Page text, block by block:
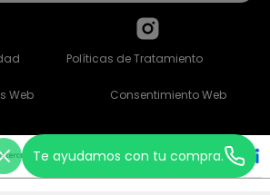
Te ayudamos con tu compra.
Políticas de Tratamiento
Web Consentimiento Web